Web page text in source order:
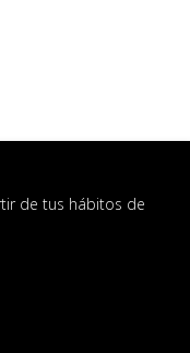
de tus hábitos de